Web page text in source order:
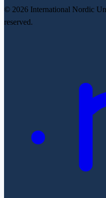
© 2026 International Nordic
reserved.